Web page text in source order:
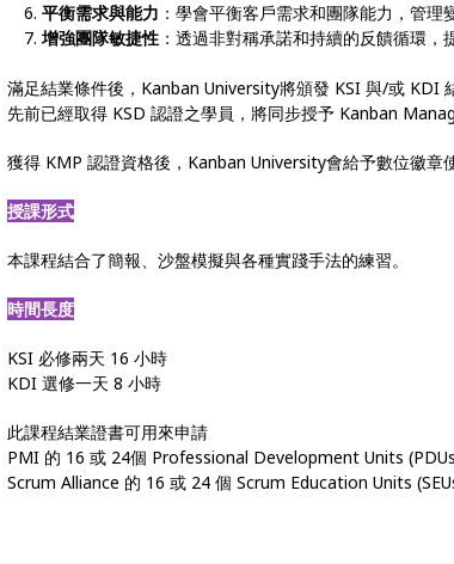
平衡需求與能力 ：學會平衡客戶需求和團隊能力，管理
增強團隊敏捷性 ：透過非對稱承諾和持續的反饋循環，
滿足結業條件後，Kanban University將頒發 KSI 與/或 KDI
先前已經取得 KSD 認證之學員，將同步授予 Kanban
獲得 KMP 認證資格後，Kanban University會給予數位徽章
授課形式
本課程結合了簡報、沙盤模擬與各種實踐手法的練習。
時間長度
KSI 必修兩天 16 小時
KDI 選修一天 8 小時
此課程結業證書可用來申請
PMI 的 16 或 24個 Professional Development Units
Scrum Alliance 的 16 或 24 個 Scrum Education Units